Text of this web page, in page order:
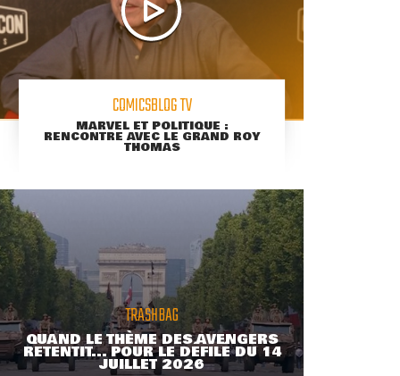
COMICSBLOG TV
MARVEL ET POLITIQUE :
RENCONTRE AVEC LE GRAND ROY
THOMAS
TRASHBAG
QUAND LE THÈME DES AVENGERS
RETENTIT... POUR LE DÉFILÉ DU 14
JUILLET 2026